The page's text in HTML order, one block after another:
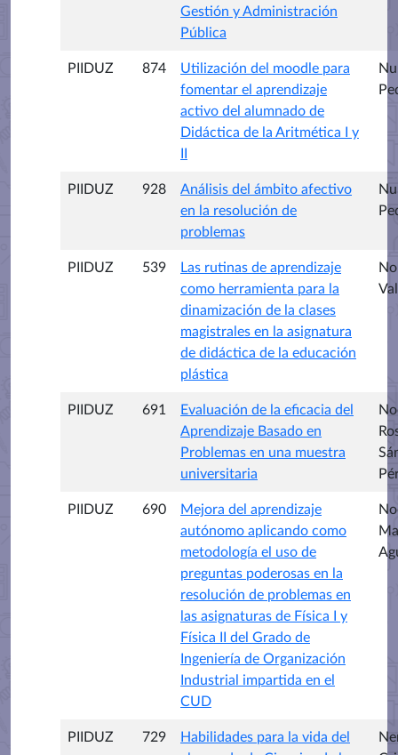
Gestión y Administración
Pública
PIIDUZ 874
Utilización del moodle para
fomentar el aprendizaje
activo del alumnado de
Didáctica de la Aritmética I y
PIIDUZ 928
Análisis del ámbito afectivo
en la resolución de
problemas
PIIDUZ 539
Las rutinas de aprendizaje
como herramienta para la
dinamización de la clases
magistrales en la asignatura
de didáctica de la educación
plástica
PIIDUZ 691
Evaluación de la eficacia del
Aprendizaje Basado en
Problemas en una muestra
universitaria
PIIDUZ 690
Mejora del aprendizaje
autónomo aplicando como
metodología el uso de
preguntas poderosas en la
resolución de problemas en
las asignaturas de Física I y
Física II del Grado de
Ingeniería de Organización
Industrial impartida en el
CUD
PIIDUZ 729
Habilidades para la vida del